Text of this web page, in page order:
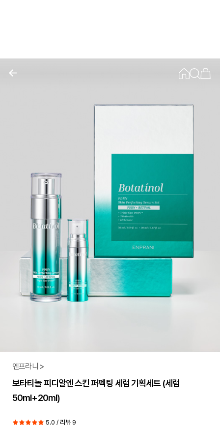
엔프라니 >
보타티놀 피디알엔 스킨 퍼펙팅 세럼 기획세트 (세럼
50ml+20ml)
5.0 / 리뷰 9